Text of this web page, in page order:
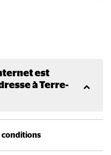
est
à Terre-
conditions